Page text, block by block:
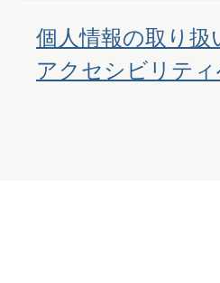
個人情報の取り扱
アクセシビリテ